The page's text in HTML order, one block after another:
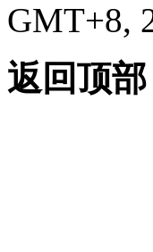
GMT+8,
返回顶部